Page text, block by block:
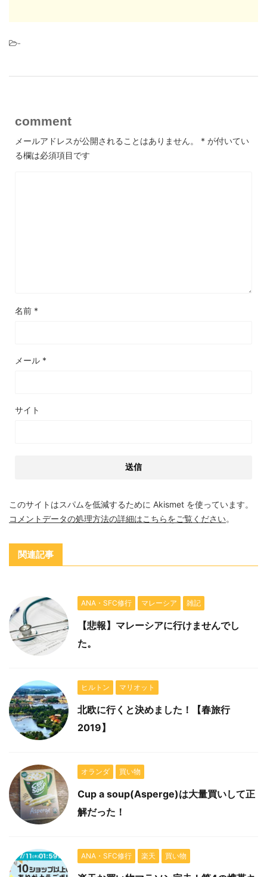
-
comment
メールアドレスが公開されることはありません。 * が付いてい
る欄は必須項目です
名前 *
メール *
サイト
このサイトはスパムを低減するために Akismet を使っています。
コメントデータの処理方法の詳細はこちらをご覧ください。
関連記事
ANA・SFC修行 マレーシア 雑記
【悲報】マレーシアに行けませんでし
た。
ヒルトン マリオット
北欧に行くと決めました！【春旅行
2019】
オランダ 買い物
Cup a soup(Asperge)は大量買いして正
解だった！
ANA・SFC修行 楽天 買い物